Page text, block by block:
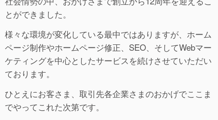
とができました。
様々な環境が変化している最中ではありますが、ホーム
ページ制作やホームページ修正、SEO、そしてWebマー
ケティングを中心としたサービスを続けさせていただい
ております。
ひとえにお客さま、取引先各企業さまのおかげでここま
でやってこれた次第です。